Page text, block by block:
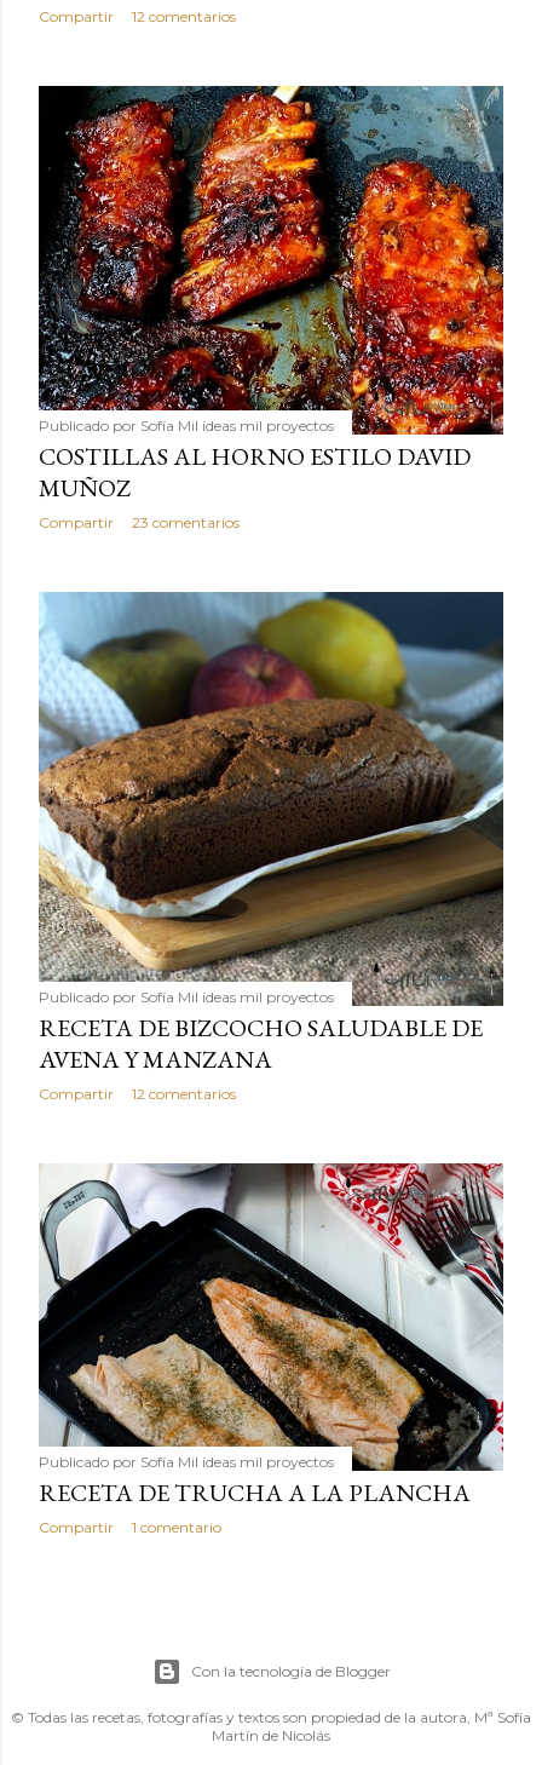
Compartir 12 comentarios
Publicado por Sofía Mil ideas mil proyectos
COSTILLAS AL HORNO ESTILO DAVID
MUÑOZ
Compartir 23 comentarios
Publicado por Sofía Mil ideas mil proyectos
RECETA DE BIZCOCHO SALUDABLE DE
AVENA Y MANZANA
Compartir 12 comentarios
Publicado por Sofía Mil ideas mil proyectos
RECETA DE TRUCHA A LA PLANCHA
Compartir 1 comentario
Con la tecnología de Blogger
© Todas las recetas, fotografías y textos son propiedad de la autora, Mª Sofía
Martín de Nicolás